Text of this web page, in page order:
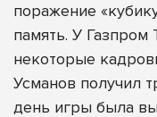
поражение
память. У Газпром
некоторые
Усманов получил
день игры была